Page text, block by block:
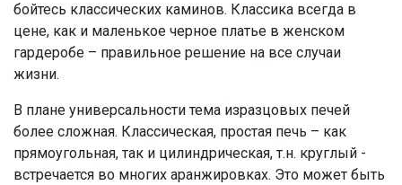
бойтесь классических каминов. Классика всегда в
цене, как и маленькое черное платье в женском
гардеробе – правильное решение на все случаи
жизни.
В плане универсальности тема изразцовых печей
более сложная. Классическая, простая печь – как
прямоугольная, так и цилиндрическая, т.н. круглый -
встречается во многих аранжировках. Это может быть